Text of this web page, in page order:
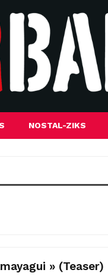
NOSTAL-ZIKS
» (Teaser)